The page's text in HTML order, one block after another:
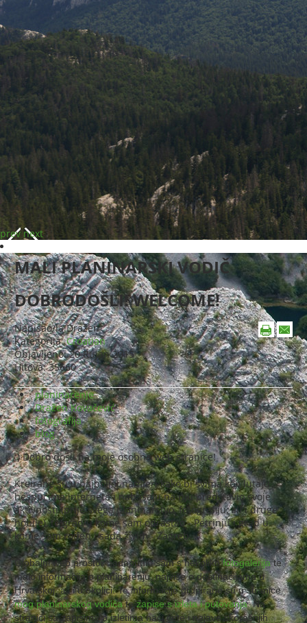
prev next
MALI PLANINARSKI VODIČ
DOBRODOŠLI! WELCOME!
Napisao/laDražen
Kategorija:Croatian
Objavljeno: 20 Rujan 2015
Hitova: 35660
planinarenje
Dražen Kovačević
fotografija
blog
:) Dobro došli na moje osobne web stranice!
Kreirane su u najboljoj namjeri kako bi svima koji lutaju
bespućima interneta i nabasaju na nju predstavio svoje
aktivnosti (prije svega planinarstvo, fotografiju, ali i druge
hobije), te grad u kome sam odrastao - Petrinju i grad u
kome sam rođen i sada živim - Zagreb.
Globalni web prostor nadopunio sam s nekolikofotogalerijate
malo informacija o planinarenju, najviše o destinacijama u
Hrvatskoj, ali i u okolici. Te informacije grupirane su u stranice
mog planinarskog vodičatezapise s izleta i putovanja. Na
stranici sa zapisima o izletima naći ćete i najave skorašnjih